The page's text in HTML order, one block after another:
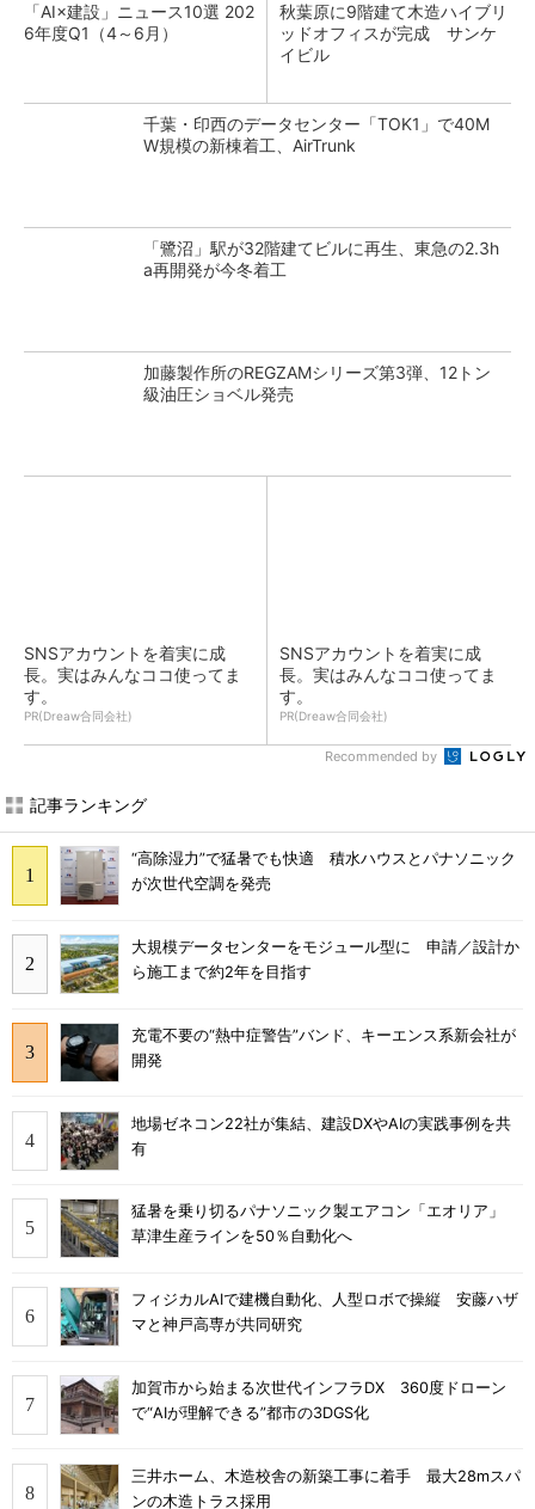
「AI×建設」ニュース10選 202
6年度Q1（4～6月）
秋葉原に9階建て木造ハイブリ
ッドオフィスが完成 サンケ
イビル
千葉・印西のデータセンター「TOK1」で40M
W規模の新棟着工、AirTrunk
「鷺沼」駅が32階建てビルに再生、東急の2.3h
a再開発が今冬着工
加藤製作所のREGZAMシリーズ第3弾、12トン
級油圧ショベル発売
SNSアカウントを着実に成
長。実はみんなココ使ってま
す。
PR(Dreaw合同会社)
SNSアカウントを着実に成
長。実はみんなココ使ってま
す。
PR(Dreaw合同会社)
Recommended by
記事ランキング
“高除湿力”で猛暑でも快適 積水ハウスとパナソニック
が次世代空調を発売
大規模データセンターをモジュール型に 申請／設計か
ら施工まで約2年を目指す
充電不要の“熱中症警告”バンド、キーエンス系新会社が
開発
地場ゼネコン22社が集結、建設DXやAIの実践事例を共
有
猛暑を乗り切るパナソニック製エアコン「エオリア」
草津生産ラインを50％自動化へ
フィジカルAIで建機自動化、人型ロボで操縦 安藤ハザ
マと神戸高専が共同研究
加賀市から始まる次世代インフラDX 360度ドローン
で“AIが理解できる”都市の3DGS化
三井ホーム、木造校舎の新築工事に着手 最大28mスパ
ンの木造トラス採用